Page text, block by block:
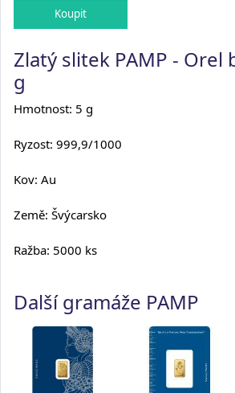
Zlatý slitek PAMP - Orel
g
Hmotnost: 5 g
Ryzost: 999,9/1000
Kov: Au
Země: Švýcarsko
Ražba: 5000 ks
Další gramáže PAMP